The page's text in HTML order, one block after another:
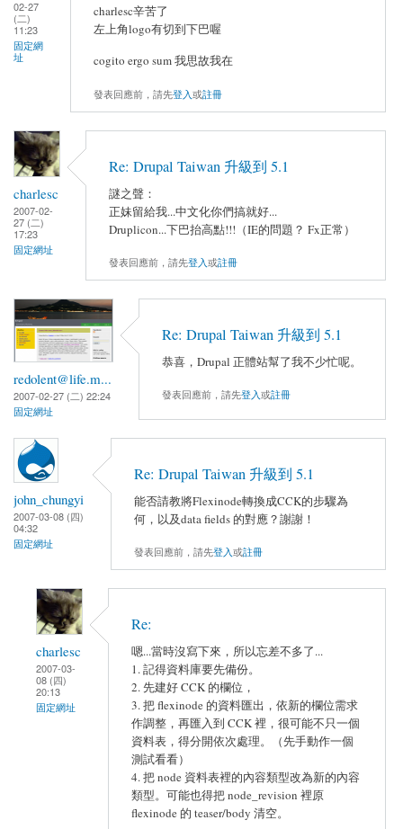
02-27
(二)
11:23
固定網
址
charlesc辛苦了
左上角logo有切到下巴喔
cogito ergo sum 我思故我在
發表回應前，請先登入或註冊
charlesc
2007-02-
27 (二)
17:23
固定網址
Re: Drupal Taiwan 升級到 5.1
謎之聲：
正妹留給我...中文化你們搞就好...
Druplicon...下巴抬高點!!!（IE的問題？ Fx正常）
發表回應前，請先登入或註冊
redolent@life.m...
2007-02-27 (二) 22:24
固定網址
Re: Drupal Taiwan 升級到 5.1
恭喜，Drupal 正體站幫了我不少忙呢。
發表回應前，請先登入或註冊
john_chungyi
2007-03-08 (四)
04:32
固定網址
Re: Drupal Taiwan 升級到 5.1
能否請教將Flexinode轉換成CCK的步驟為
何，以及data fields 的對應？謝謝！
發表回應前，請先登入或註冊
charlesc
2007-03-
08 (四)
20:13
固定網址
Re:
嗯...當時沒寫下來，所以忘差不多了...
1. 記得資料庫要先備份。
2. 先建好 CCK 的欄位，
3. 把 flexinode 的資料匯出，依新的欄位需求
作調整，再匯入到 CCK 裡，很可能不只一個
資料表，得分開依次處理。（先手動作一個
測試看看）
4. 把 node 資料表裡的內容類型改為新的內容
類型。可能也得把 node_revision 裡原
flexinode 的 teaser/body 清空。